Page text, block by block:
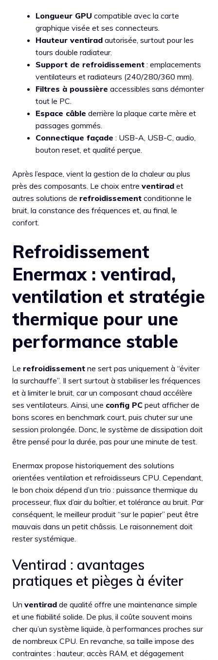
Longueur GPU compatible avec la carte
graphique visée et ses connecteurs.
Hauteur ventirad autorisée, surtout pour les
tours double radiateur.
Support de refroidissement : emplacements
ventilateurs et radiateurs (240/280/360 mm).
Filtres à poussière accessibles sans démonter
tout le PC.
Espace câble derrière la plaque carte mère et
passages gommés.
Connectique façade : USB-A, USB-C, audio,
bouton reset, et qualité perçue.
Après l’espace, vient la gestion de la chaleur au plus
près des composants. Le choix entre ventirad et
autres solutions de refroidissement conditionne le
bruit, la constance des fréquences et, au final, le
confort.
Refroidissement
Enermax : ventirad,
ventilation et stratégie
thermique pour une
performance stable
Le refroidissement ne sert pas uniquement à “éviter
la surchauffe”. Il sert surtout à stabiliser les fréquences
et à limiter le bruit, car un composant chaud accélère
ses ventilateurs. Ainsi, une config PC peut afficher de
bons scores en benchmark court, puis chuter sur une
session prolongée. Donc, le système de dissipation doit
être pensé pour la durée, pas pour une minute de test.
Enermax propose historiquement des solutions
orientées ventilation et refroidisseurs CPU. Cependant,
le bon choix dépend d’un trio : puissance thermique du
processeur, flux d’air du boîtier, et tolérance au bruit. Par
conséquent, le meilleur produit “sur le papier” peut être
mauvais dans un petit châssis. Le raisonnement doit
rester systémique.
Ventirad : avantages
pratiques et pièges à éviter
Un ventirad de qualité offre une maintenance simple
et une fiabilité solide. De plus, il coûte souvent moins
cher qu’un système liquide, à performances proches sur
de nombreux CPU. En revanche, sa taille impose des
contraintes : hauteur, accès RAM, et dégagement